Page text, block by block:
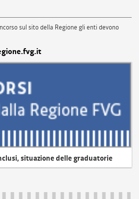
sul sito della Regione gli enti devono
situazione delle graduatorie